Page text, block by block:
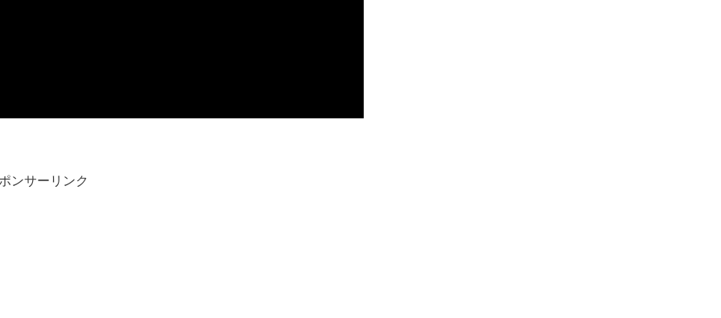
ンサーリンク